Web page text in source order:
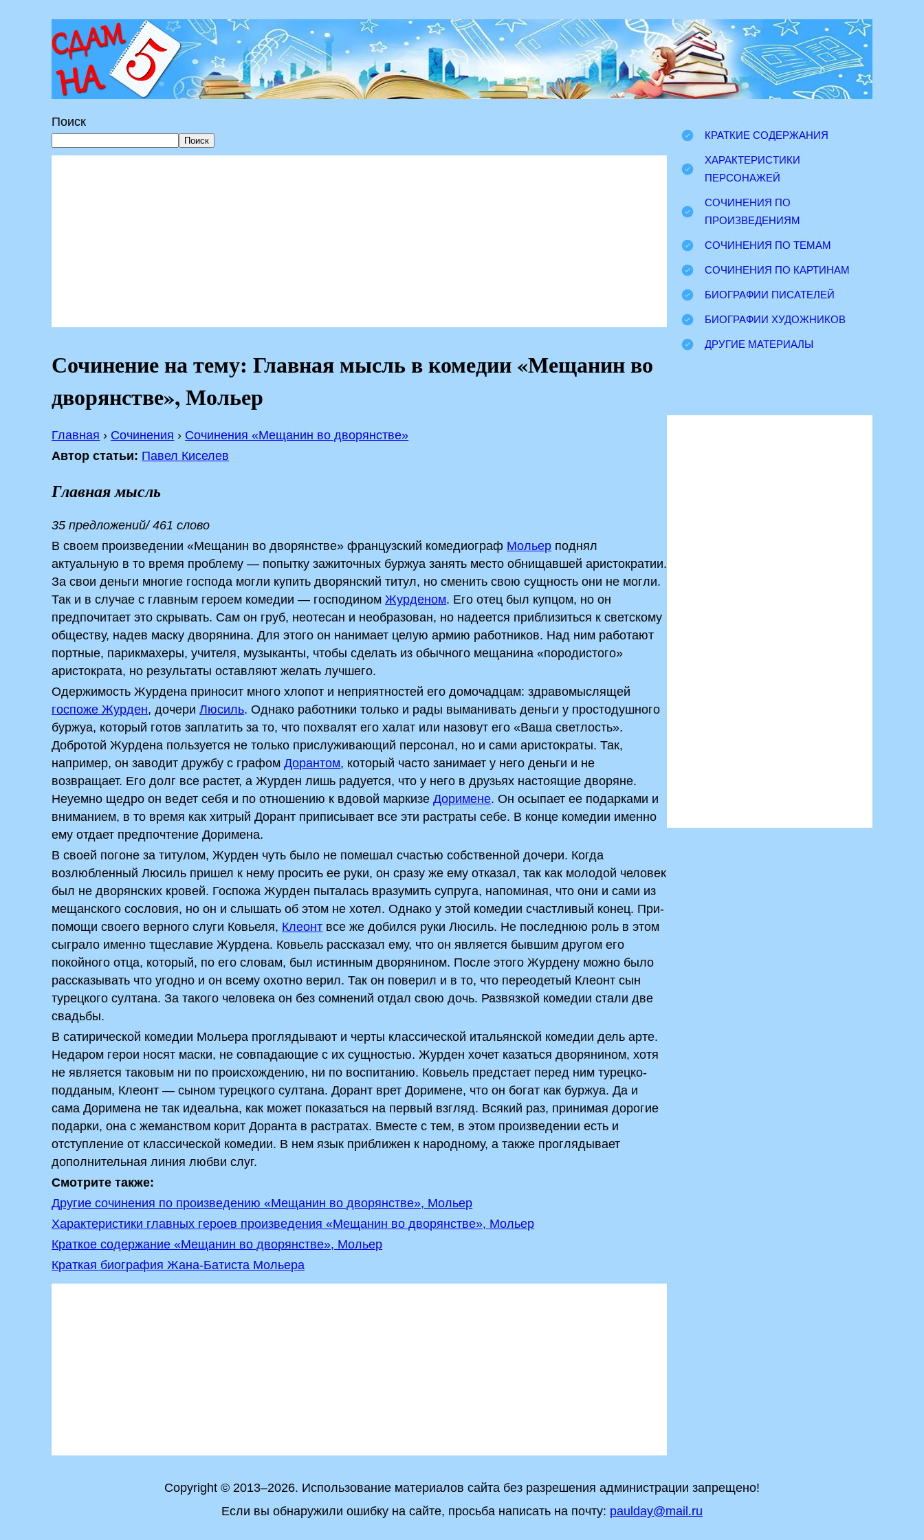
Перейти
к
содержимому
Поиск
Поиск
Сочинение на тему: Главная мысль в комедии «Мещанин во
дворянстве», Мольер
Главная › Сочинения › Сочинения «Мещанин во дворянстве»
Автор статьи: Павел Киселев
Главная мысль
35 предложений/ 461 слово
В своем произведении «Мещанин во дворянстве» французский комедиограф Мольер поднял
актуальную в то время проблему — попытку зажиточных буржуа занять место обнищавшей аристократии.
За свои деньги многие господа могли купить дворянский титул, но сменить свою сущность они не могли.
Так и в случае с главным героем комедии — господиномЖурденом. Его отец был купцом, но он
предпочитает это скрывать. Сам он груб, неотесан и необразован, но надеется приблизиться к светскому
обществу, надев маску дворянина. Для этого он нанимает целую армию работников. Над ним работают
портные, парикмахеры, учителя, музыканты, чтобы сделать из обычного мещанина «породистого»
аристократа, но результаты оставляют желать лучшего.
Одержимость Журдена приносит много хлопот и неприятностей его домочадцам: здравомыслящей
госпоже Журден, дочериЛюсиль. Однако работники только и рады выманивать деньги у простодушного
буржуа, который готов заплатить за то, что похвалят его халат или назовут его «Ваша светлость».
Добротой Журдена пользуется не только прислуживающий персонал, но и сами аристократы. Так,
например, он заводит дружбу с графомДорантом, который часто занимает у него деньги и не
возвращает. Его долг все растет, а Журден лишь радуется, что у него в друзьях настоящие дворяне.
Неуемно щедро он ведет себя и по отношению к вдовой маркизеДоримене. Он осыпает ее подарками и
вниманием, в то время как хитрый Дорант приписывает все эти растраты себе. В конце комедии именно
ему отдает предпочтение Доримена.
В своей погоне за титулом, Журден чуть было не помешал счастью собственной дочери. Когда
возлюбленный Люсиль пришел к нему просить ее руки, он сразу же ему отказал, так как молодой человек
был не дворянских кровей. Госпожа Журден пыталась вразумить супруга, напоминая, что они и сами из
мещанского сословия, но он и слышать об этом не хотел. Однако у этой комедии счастливый конец. При­
помощи своего верного слуги Ковьеля, Клеонт все же добился руки Люсиль. Не последнюю роль в этом
сыграло именно тщеславие Журдена. Ковьель рассказал ему, что он является бывшим другом его
покойного отца, который, по его словам, был истинным дворянином. После этого Журдену можно было
рассказывать что угодно и он всему охотно верил. Так он поверил и в то, что переодетый Клеонт сын
турецкого султана. За такого человека он без сомнений отдал свою дочь. Развязкой комедии стали две
свадьбы.
В сатирической комедии Мольера проглядывают и черты классической итальянской комедии дель арте.
Недаром герои носят маски, не совпадающие с их сущностью. Журден хочет казаться дворянином, хотя
не является таковым ни по происхождению, ни по воспитанию. Ковьель предстает перед ним турецко-
подданым, Клеонт — сыном турецкого султана. Дорант врет Доримене, что он богат как буржуа. Да и
сама Доримена не так идеальна, как может показаться на первый взгляд. Всякий раз, принимая дорогие
подарки, она с жеманством корит Доранта в растратах. Вместе с тем, в этом произведении есть и
отступление от классической комедии. В нем язык приближен к народному, а также проглядывает
дополнительная линия любви слуг.
Смотрите также:
Другие сочинения по произведению «Мещанин во дворянстве», Мольер
Характеристики главных героев произведения «Мещанин во дворянстве», Мольер
Краткое содержание «Мещанин во дворянстве», Мольер
Краткая биография Жана-Батиста Мольера
КРАТКИЕ СОДЕРЖАНИЯ
ХАРАКТЕРИСТИКИ
ПЕРСОНАЖЕЙ
СОЧИНЕНИЯ ПО
ПРОИЗВЕДЕНИЯМ
СОЧИНЕНИЯ ПО ТЕМАМ
СОЧИНЕНИЯ ПО КАРТИНАМ
БИОГРАФИИ ПИСАТЕЛЕЙ
БИОГРАФИИ ХУДОЖНИКОВ
ДРУГИЕ МАТЕРИАЛЫ
Copyright © 2013–2026. Использование материалов сайта без разрешения администрации запрещено!
Если вы обнаружили ошибку на сайте, просьба написать на почту: paulday@mail.ru